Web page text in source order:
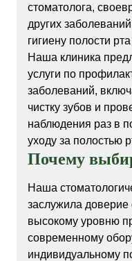
стоматолога,
других
гигиену полости
Наша клиника
услуги по
заболеваний,
чистку зубов и
наблюдения раз в
уходу за полостью
Почему
Наша
заслужила доверие
высокому уровню
современному
индивидуальному